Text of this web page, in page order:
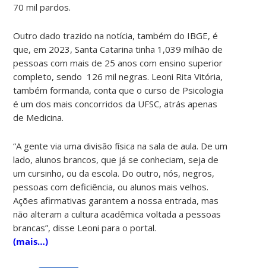
70 mil pardos.
Outro dado trazido na notícia, também do IBGE, é
que, em 2023, Santa Catarina tinha 1,039 milhão de
pessoas com mais de 25 anos com ensino superior
completo, sendo 126 mil negras. Leoni Rita Vitória,
também formanda, conta que o curso de Psicologia
é um dos mais concorridos da UFSC, atrás apenas
de Medicina.
“A gente via uma divisão física na sala de aula. De um
lado, alunos brancos, que já se conheciam, seja de
um cursinho, ou da escola. Do outro, nós, negros,
pessoas com deficiência, ou alunos mais velhos.
Ações afirmativas garantem a nossa entrada, mas
não alteram a cultura acadêmica voltada a pessoas
brancas”, disse Leoni para o portal.
(mais…)